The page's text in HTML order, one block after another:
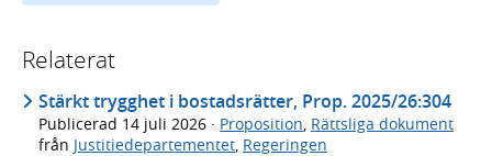
Relaterat
Stärkt trygghet i bostadsrätter, Prop. 2025/26:304
Publicerad 14 juli 2026 · Proposition, Rättsliga dokument
från Justitiedepartementet, Regeringen